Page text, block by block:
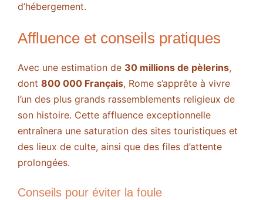
d’hébergement.
Affluence et conseils pratiques
Avec une estimation de 30 millions de pèlerins,
dont 800 000 Français, Rome s’apprête à vivre
l’un des plus grands rassemblements religieux de
son histoire. Cette affluence exceptionnelle
entraînera une saturation des sites touristiques et
des lieux de culte, ainsi que des files d’attente
prolongées.
Conseils pour éviter la foule